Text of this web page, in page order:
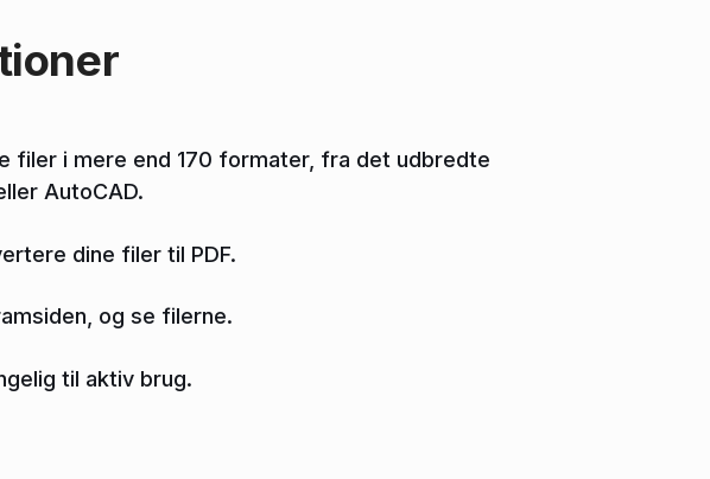
filer i mere end 170 formater, fra det udbredte
AutoCAD.
dine filer til PDF.
og se filerne.
til aktiv brug.